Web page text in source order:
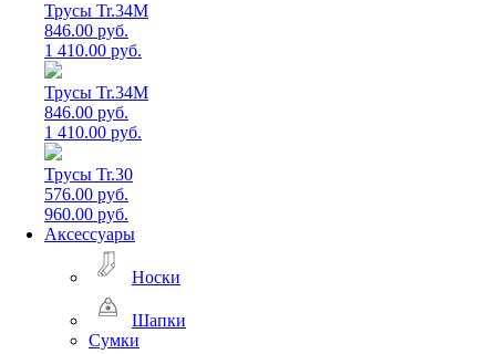
Трусы Tr.34M
846.00 руб.
1 410.00 руб.
Трусы Tr.34M
846.00 руб.
1 410.00 руб.
Трусы Tr.30
576.00 руб.
960.00 руб.
Аксессуары
Носки
Шапки
Сумки